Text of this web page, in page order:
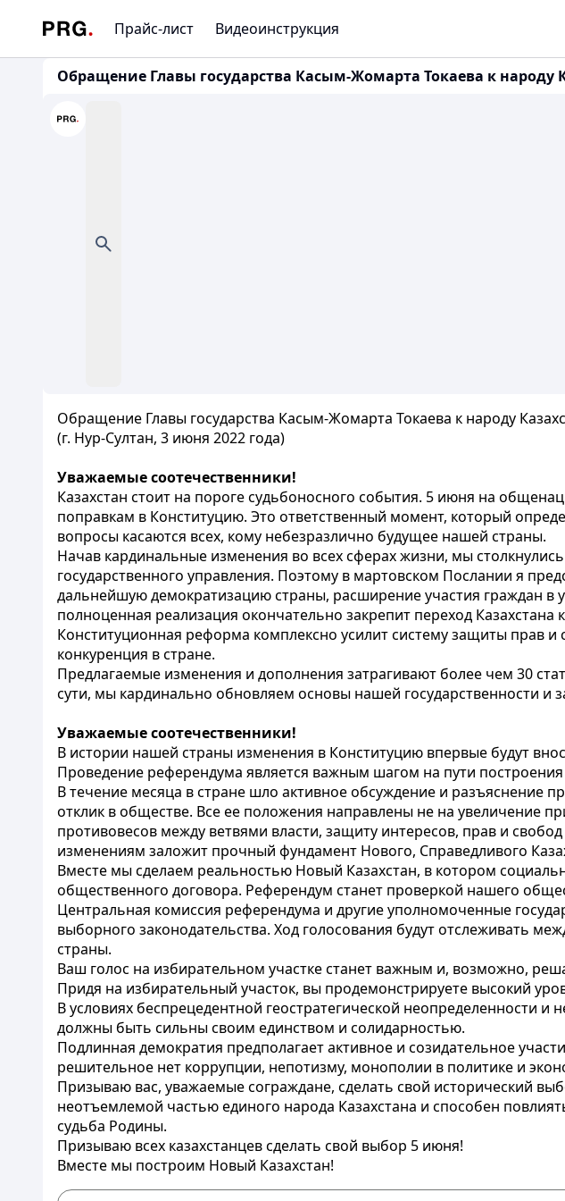
Прайс-лист Видеоинструкция
Обращение Главы государства Касым-Жомарта Токаева к народу
Обращение Главы государства Касым-Жомарта Токаева к народу
(г. Нур-Султан, 3 июня 2022 года)
Уважаемые соотечественники!
Казахстан стоит на пороге судьбоносного события. 5 июня на
поправкам в Конституцию. Это ответственный момент, который
вопросы касаются всех, кому небезразлично будущее нашей страны.
Начав кардинальные изменения во всех сферах жизни, мы
государственного управления. Поэтому в мартовском Послании я
дальнейшую демократизацию страны, расширение участия граждан в
полноценная реализация окончательно закрепит переход
Конституционная реформа комплексно усилит систему защиты прав и
конкуренция в стране.
Предлагаемые изменения и дополнения затрагивают более чем 30
сути, мы кардинально обновляем основы нашей государственности и
Уважаемые соотечественники!
В истории нашей страны изменения в Конституцию впервые будут
Проведение референдума является важным шагом на пути
В течение месяца в стране шло активное обсуждение и разъяснение
отклик в обществе. Все ее положения направлены не на увеличение
противовесов между ветвями власти, защиту интересов, прав и
изменениям заложит прочный фундамент Нового, Справедливого
Вместе мы сделаем реальностью Новый Казахстан, в котором
общественного договора. Референдум станет проверкой нашего
Центральная комиссия референдума и другие уполномоченные
выборного законодательства. Ход голосования будут отслеживать
страны.
Ваш голос на избирательном участке станет важным и, возможно,
Придя на избирательный участок, вы продемонстрируете высокий
В условиях беспрецедентной геостратегической
должны быть сильны своим единством и солидарностью.
Подлинная демократия предполагает активное и созидательное
решительное нет коррупции, непотизму, монополии в политике и
Призываю вас, уважаемые сограждане, сделать свой исторический
неотъемлемой частью единого народа Казахстана и способен
судьба Родины.
Призываю всех казахстанцев сделать свой выбор 5 июня!
Вместе мы построим Новый Казахстан!